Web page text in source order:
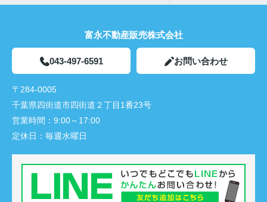
富永不動産販売株式会社
043-497-6591 お問い合わせ
〒284-0005
千葉県四街道市四街道２丁目1番23号
営業時間： 9:00～17:00
定休日： 毎週水曜日